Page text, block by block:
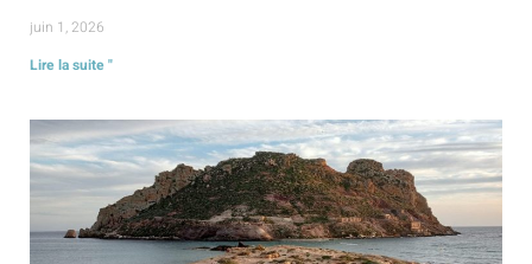
juin 1, 2026
Lire la suite "